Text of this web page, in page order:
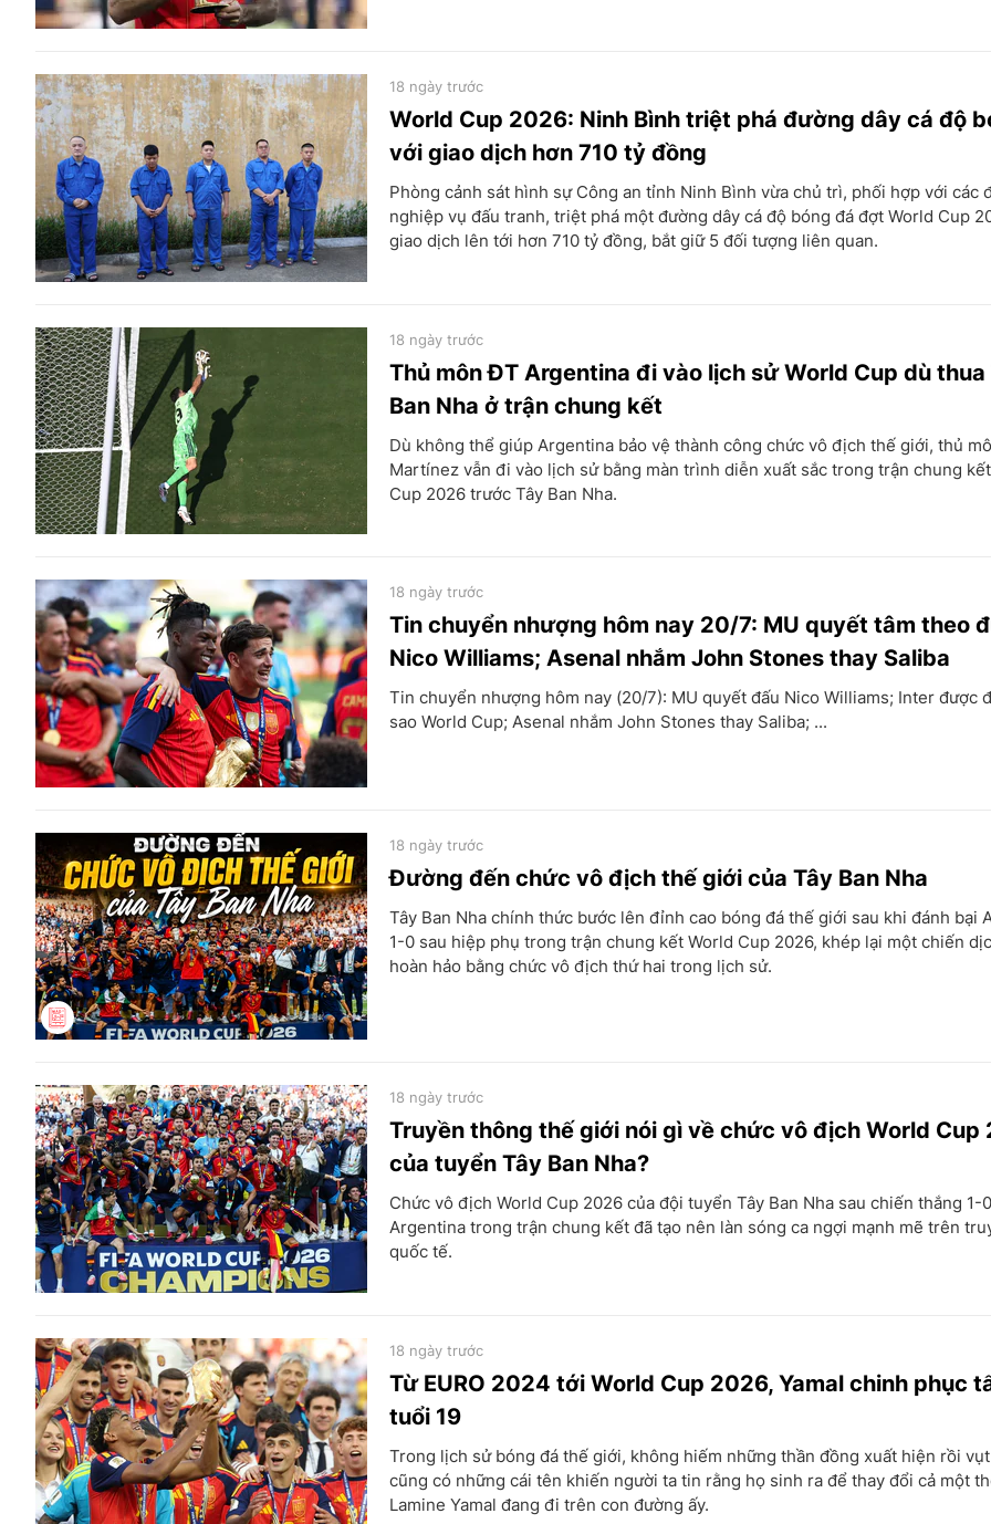
World Cup 2026: Ninh Bình triệt phá đường dây cá độ
với giao dịch hơn 710 tỷ đồng
18 ngày trước
Phòng cảnh sát hình sự Công an tỉnh Ninh Bình vừa chủ trì, phối hợp với các
nghiệp vụ đấu tranh, triệt phá một đường dây cá độ bóng đá đợt World Cup
giao dịch lên tới hơn 710 tỷ đồng, bắt giữ 5 đối tượng liên quan.
Thủ môn ĐT Argentina đi vào lịch sử World Cup dù thua
Ban Nha ở trận chung kết
18 ngày trước
Dù không thể giúp Argentina bảo vệ thành công chức vô địch thế giới, thủ
Martínez vẫn đi vào lịch sử bằng màn trình diễn xuất sắc trong trận chung
Cup 2026 trước Tây Ban Nha.
Tin chuyển nhượng hôm nay 20/7: MU quyết tâm theo
Nico Williams; Asenal nhắm John Stones thay Saliba
18 ngày trước
Tin chuyển nhượng hôm nay (20/7): MU quyết đấu Nico Williams; Inter được
sao World Cup; Asenal nhắm John Stones thay Saliba; ...
Đường đến chức vô địch thế giới của Tây Ban Nha
18 ngày trước
Tây Ban Nha chính thức bước lên đỉnh cao bóng đá thế giới sau khi đánh bại
1-0 sau hiệp phụ trong trận chung kết World Cup 2026, khép lại một chiến
hoàn hảo bằng chức vô địch thứ hai trong lịch sử.
Truyền thông thế giới nói gì về chức vô địch World Cup
của tuyển Tây Ban Nha?
18 ngày trước
Chức vô địch World Cup 2026 của đội tuyển Tây Ban Nha sau chiến thắng 1-
Argentina trong trận chung kết đã tạo nên làn sóng ca ngợi mạnh mẽ trên
quốc tế.
Từ EURO 2024 tới World Cup 2026, Yamal chinh phục
tuổi 19
18 ngày trước
Trong lịch sử bóng đá thế giới, không hiếm những thần đồng xuất hiện rồi
cũng có những cái tên khiến người ta tin rằng họ sinh ra để thay đổi cả một
Lamine Yamal đang đi trên con đường ấy.